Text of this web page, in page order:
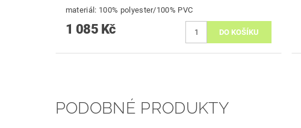
materiál: 100% polyester/100% PVC
1 085 Kč
PODOBNÉ PRODUKTY